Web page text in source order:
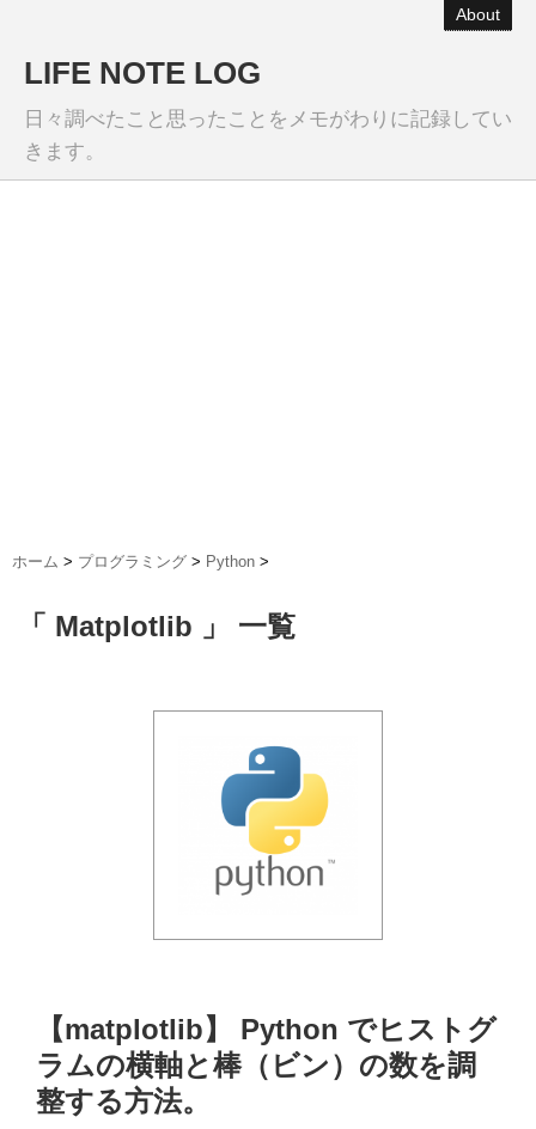
About
LIFE NOTE LOG
日々調べたこと思ったことをメモがわりに記録してい
きます。
ホーム > プログラミング > Python >
「 Matplotlib 」 一覧
【matplotlib】 Python でヒストグ
ラムの横軸と棒（ビン）の数を調
整する方法。